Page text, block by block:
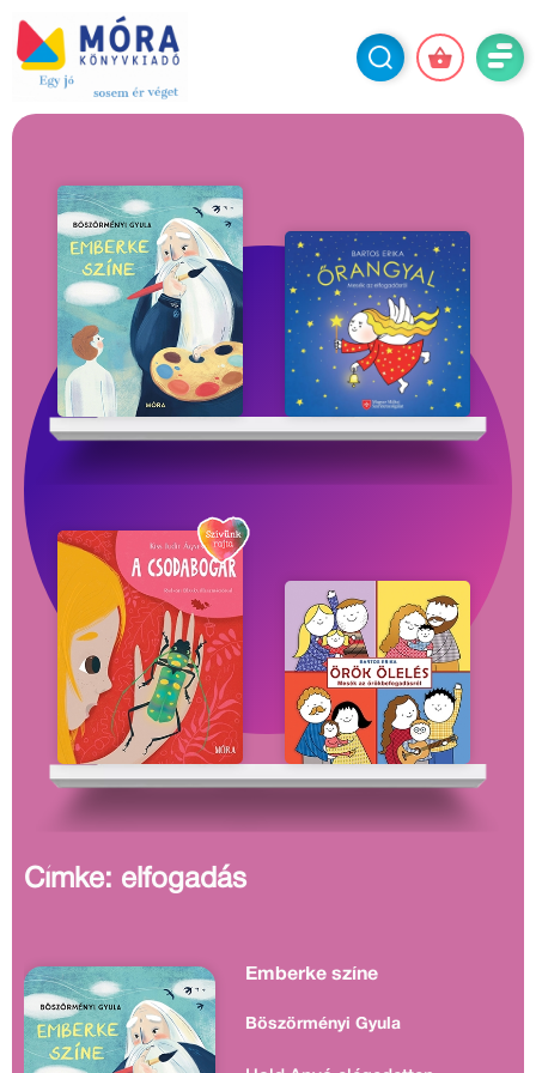
Címke: elfogadás
Emberke színe
Böszörményi Gyula